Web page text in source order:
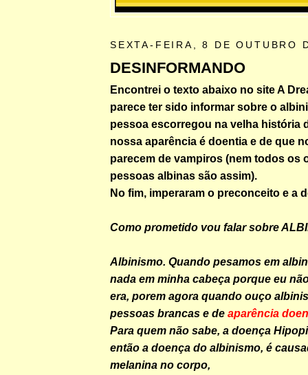
SEXTA-FEIRA, 8 DE OUTUBRO
DESINFORMANDO
Encontrei o texto abaixo no site A
parece ter sido informar sobre o
pessoa escorregou na velha história
nossa aparência é doentia e de que
parecem de vampiros (nem todos os
pessoas albinas são assim).
No fim, imperaram o preconceito e a
Como prometido vou falar sobre
Albinismo. Quando pesamos em
nada em minha cabeça porque eu
era, porem agora quando ouço
pessoas brancas e de aparência
Para quem não sabe, a doença
então a doença do albinismo, é
melanina no corpo,